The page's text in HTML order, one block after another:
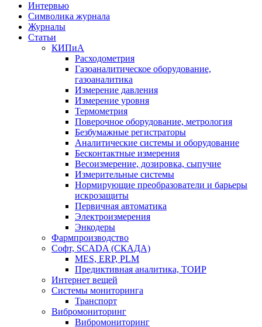
Интервью
Символика журнала
Журналы
Статьи
КИПиА
Расходометрия
Газоаналитическое оборудование,
газоаналитика
Измерение давления
Измерение уровня
Термометрия
Поверочное оборудование, метрология
Безбумажные регистраторы
Аналитические системы и оборудование
Бесконтактные измерения
Весоизмерение, дозировка, сыпучие
Измерительные системы
Нормирующие преобразователи и барьеры
искрозащиты
Первичная автоматика
Электроизмерения
Энкодеры
Фармпроизводство
Софт, SCADA (СКАДА)
MES, ERP, PLM
Предиктивная аналитика, ТОИР
Интернет вещей
Системы мониторинга
Транспорт
Вибромониторинг
Вибромониторинг